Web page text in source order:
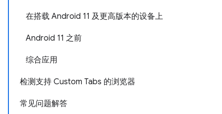
在搭载 Android 11 及更高版本的设备上
Android 11 之前
综合应用
检测支持 Custom Tabs 的浏览器
常见问题解答